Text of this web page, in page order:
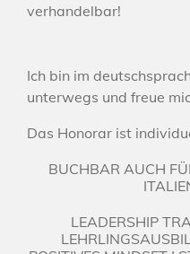
verhandelbar!
Ich bin im
unterwegs und freue
Das Honorar ist
BUCHBAR AUCH
LEADERSHIP